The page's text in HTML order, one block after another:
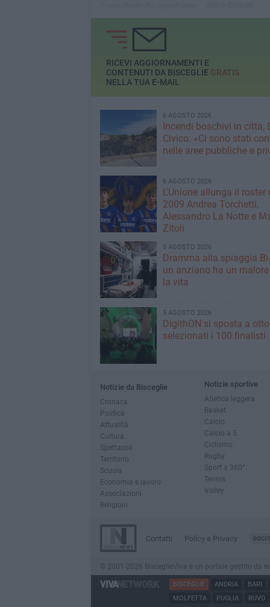
Bisceglie commenta i dati
che registrano la città sotto
il 65%, spiega le principali
criticità da risolvere e
contesta il metodo per
arginare il fenomeno
dell’abbandono dei rifiuti
sull'osservatorio
RICEVI AGGIORNAMENTI E
CONTENUTI DA BISCEGLIE GRATIS
NELLA TUA E-MAIL
6 AGOSTO 2026
Incendi boschivi in città,
Civico: «Ci sono stati
nelle aree pubbliche e
6 AGOSTO 2026
L'Unione allunga il roster
2009 Andrea Torchetti,
Alessandro La Notte e
Zitoli
5 AGOSTO 2026
Dramma alla spiaggia
un anziano ha un malore
la vita
5 AGOSTO 2026
DigithON si sposta a
selezionati i 100 finalisti
Notizie da Bisceglie
Cronaca
Politica
Attualità
Cultura
Spettacoli
Territorio
Scuola
Economia e lavoro
Associazioni
Religioni
Notizie sportive
Atletica leggera
Basket
Calcio
Calcio a 5
Ciclismo
Rugby
Sport a 360°
Tennis
Volley
Contatti Policy e Privacy
© 2001-2026 BisceglieViva è un portale gestito da
BISCEGLIE ANDRIA BARI
MOLFETTA
PUGLIA RUVO